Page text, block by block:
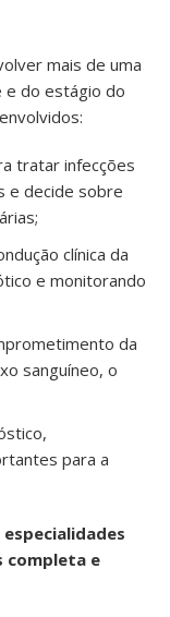
mais de uma
e do estágio do
tratar infecções
e decide sobre
clínica da
e monitorando
da
sanguíneo, o
para a
completa e